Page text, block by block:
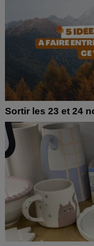
Sortir les 23 et 24